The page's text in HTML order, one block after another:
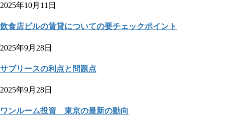
2025年10月11日
飲食店ビルの賃貸についての要チェックポイント
2025年9月28日
サブリースの利点と問題点
2025年9月28日
ワンルーム投資 東京の最新の動向